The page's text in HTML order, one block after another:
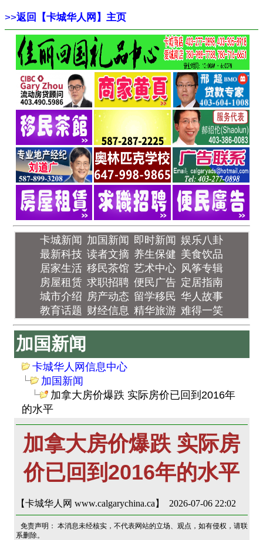
>>返回【卡城华人网】主页
卡城新闻 加国新闻 即时新闻 娱乐八卦
最新科技 读者文摘 养生保健 美食饮品
居家生活 移民茶馆 艺术中心 风筝专辑
房屋租赁 求职招聘 便民广告 定居指南
城市介绍 房产动态 留学移民 华人故事
教育话题 财经信息 精华旅游 难得一笑
加国新闻
卡城华人网信息中心
加国新闻
加拿大房价爆跌 实际房价已回到2016年
的水平
加拿大房价爆跌 实际房
价已回到2016年的水平
【卡城华人网 www.calgarychina.ca】 2026-07-06 22:02
免责声明： 本消息未经核实，不代表网站的立场、观点，如有侵权，请联
系删除。